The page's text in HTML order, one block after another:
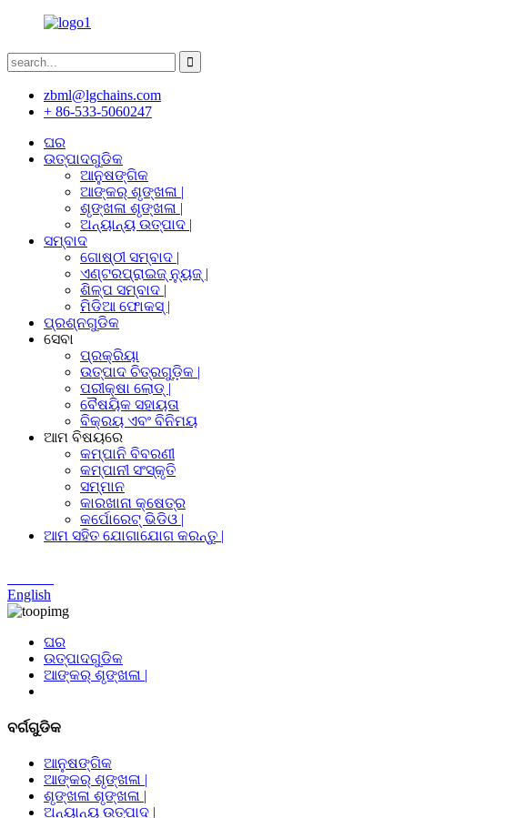
zbml@lgchains.com
+ 86-533-5060247
ଘର
ଉତ୍ପାଦଗୁଡିକ
ଆନୁଷଙ୍ଗିକ
ଆଙ୍କର୍ ଶୃଙ୍ଖଳା |
ଶୃଙ୍ଖଳା ଶୃଙ୍ଖଳା |
ଅନ୍ୟାନ୍ୟ ଉତ୍ପାଦ |
ସମ୍ବାଦ
ଗୋଷ୍ଠୀ ସମ୍ବାଦ |
ଏଣ୍ଟରପ୍ରାଇଜ୍ ନ୍ୟୁଜ୍ |
ଶିଳ୍ପ ସମ୍ବାଦ |
ମିଡିଆ ଫୋକସ୍ |
ପ୍ରଶ୍ନଗୁଡିକ
ସେବା
ପ୍ରକ୍ରିୟା
ଉତ୍ପାଦ ଚିତ୍ରଗୁଡ଼ିକ |
ପରୀକ୍ଷା ଲୋଡ୍ |
ବୈଷୟିକ ସହାୟତା
ବିକ୍ରୟ ଏବଂ ବିନିମୟ
ଆମ ବିଷୟରେ
କମ୍ପାନି ବିବରଣୀ
କମ୍ପାନୀ ସଂସ୍କୃତି
ସମ୍ମାନ
କାରଖାନା କ୍ଷେତ୍ର
କର୍ପୋରେଟ୍ ଭିଡିଓ |
ଆମ ସହିତ ଯୋଗାଯୋଗ କରନ୍ତୁ |
English
ଘର
ଉତ୍ପାଦଗୁଡିକ
ଆଙ୍କର୍ ଶୃଙ୍ଖଳା |
ବର୍ଗଗୁଡିକ
ଆନୁଷଙ୍ଗିକ
ଆଙ୍କର୍ ଶୃଙ୍ଖଳା |
ଶୃଙ୍ଖଳା ଶୃଙ୍ଖଳା |
ଅନ୍ୟାନ୍ୟ ଉତ୍ପାଦ |